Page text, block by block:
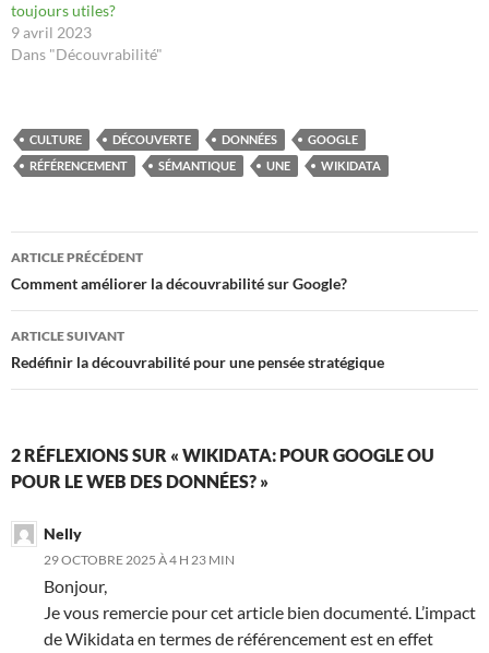
toujours utiles?
9 avril 2023
Dans "Découvrabilité"
CULTURE DÉCOUVERTE DONNÉES
GOOGLE
RÉFÉRENCEMENT
SÉMANTIQUE UNE WIKIDATA
Navigation
des
articles
ARTICLE PRÉCÉDENT
Comment améliorer la découvrabilité sur Google?
ARTICLE SUIVANT
Redéfinir la découvrabilité pour une pensée stratégique
2 RÉFLEXIONS SUR « WIKIDATA: POUR GOOGLE OU
POUR LE WEB DES DONNÉES? »
Nelly
29 OCTOBRE 2025 À 4 H 23 MIN
Bonjour,
Je vous remercie pour cet article bien documenté. L’impact
de Wikidata en termes de référencement est en effet